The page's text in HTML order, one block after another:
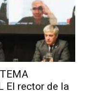
El rector de la